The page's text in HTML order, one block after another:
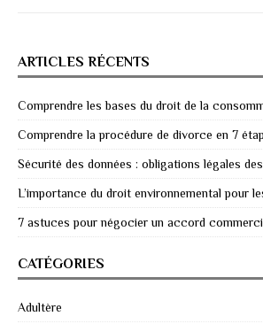
ARTICLES RÉCENTS
Comprendre les bases du droit de la
Comprendre la procédure de divorce en 7
Sécurité des données : obligations légales
L’importance du droit environnemental pour
7 astuces pour négocier un accord
CATÉGORIES
Adultère